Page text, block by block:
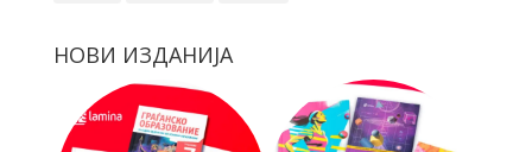
НОВИ ИЗДАНИЈА